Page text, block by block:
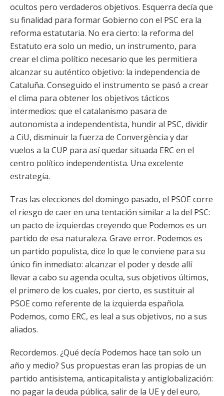
ocultos pero verdaderos objetivos. Esquerra decía que
su finalidad para formar Gobierno con el PSC era la
reforma estatutaria. No era cierto: la reforma del
Estatuto era solo un medio, un instrumento, para
crear el clima político necesario que les permitiera
alcanzar su auténtico objetivo: la independencia de
Cataluña. Conseguido el instrumento se pasó a crear
el clima para obtener los objetivos tácticos
intermedios: que el catalanismo pasara de
autonomista a independentista, hundir al PSC, dividir
a CiU, disminuir la fuerza de Convergència y dar
vuelos a la CUP para así quedar situada ERC en el
centro político independentista. Una excelente
estrategia.
Tras las elecciones del domingo pasado, el PSOE corre
el riesgo de caer en una tentación similar a la del PSC:
un pacto de izquierdas creyendo que Podemos es un
partido de esa naturaleza. Grave error. Podemos es
un partido populista, dice lo que le conviene para su
único fin inmediato: alcanzar el poder y desde allí
llevar a cabo su agenda oculta, sus objetivos últimos,
el primero de los cuales, por cierto, es sustituir al
PSOE como referente de la izquierda española.
Podemos, como ERC, es leal a sus objetivos, no a sus
aliados.
Recordemos. ¿Qué decía Podemos hace tan solo un
año y medio? Sus propuestas eran las propias de un
partido antisistema, anticapitalista y antiglobalización:
no pagar la deuda pública, salir de la UE y del euro,